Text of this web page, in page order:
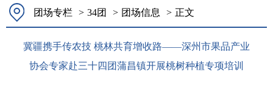
团场专栏 > 34团 > 团场信息 > 正文
冀疆携手传农技 桃林共育增收路——深州市果品产业
协会专家赴三十四团蒲昌镇开展桃树种植专项培训